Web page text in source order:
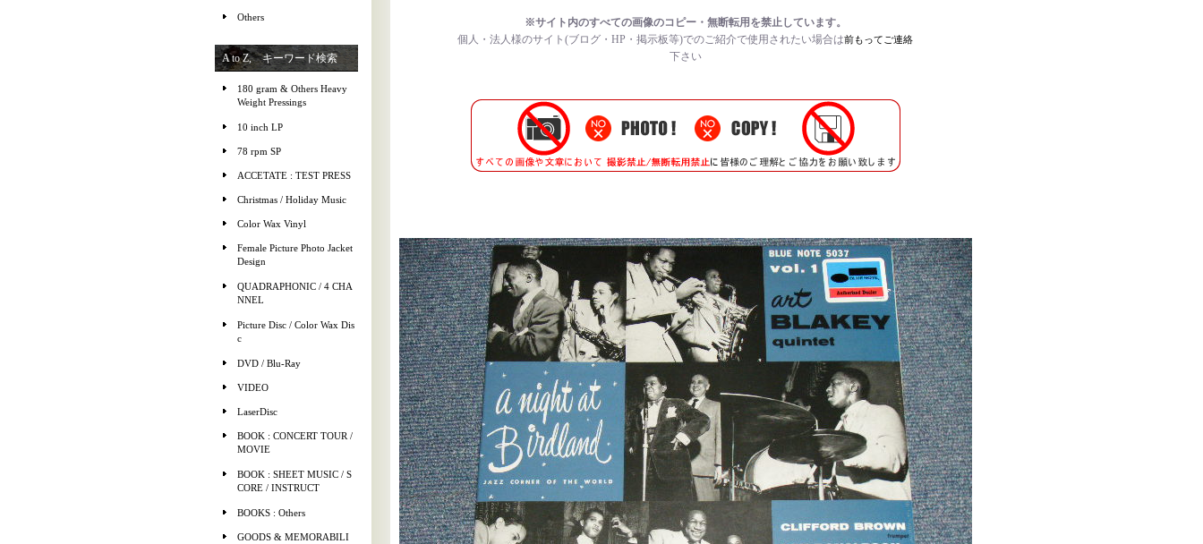
Others
A to Z, キーワード検索
180 gram & Others Heavy
Weight Pressings
10 inch LP
78 rpm SP
ACCETATE : TEST PRESS
Christmas / Holiday Music
Color Wax Vinyl
Female Picture Photo Jacket
Design
QUADRAPHONIC / 4 CHA
NNEL
Picture Disc / Color Wax Dis
c
DVD / Blu-Ray
VIDEO
LaserDisc
BOOK : CONCERT TOUR /
MOVIE
BOOK : SHEET MUSIC / S
CORE / INSTRUCT
BOOKS : Others
GOODS & MEMORABILI
※サイト内のすべての画像のコピー・無断転用を禁止しています。
個人・法人様のサイト(ブログ・HP・掲示板等)でのご紹介で使用されたい場合は前もってご連絡
下さい